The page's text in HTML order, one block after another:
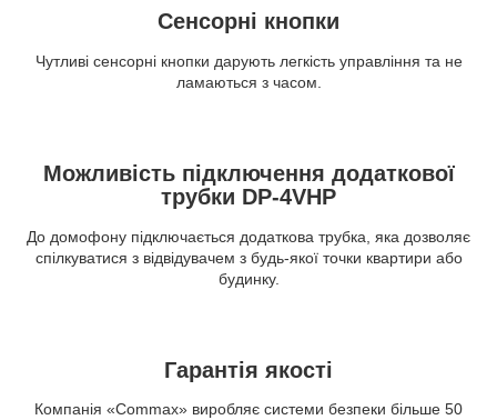
Сенсорні кнопки
Чутливі сенсорні кнопки дарують легкість управління та не
ламаються з часом.
Можливість підключення додаткової
трубки DP-4VHP
До домофону підключається додаткова трубка, яка дозволяє
спілкуватися з відвідувачем з будь-якої точки квартири або
будинку.
Гарантія якості
Компанія «Commax» виробляє системи безпеки більше 50